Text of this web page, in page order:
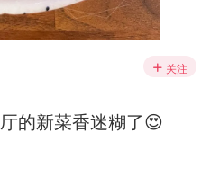
关注
的新菜香迷糊了😍